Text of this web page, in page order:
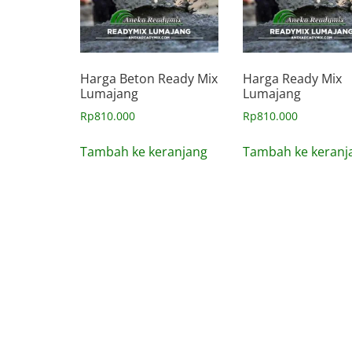
Harga Beton Ready Mix
Lumajang
Rp810.000
Tambah ke keranjang
Harga Ready Mix
Lumajang
Rp810.000
Tambah ke